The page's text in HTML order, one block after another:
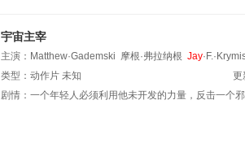
宇宙主宰
主演： Matthew·Gademski 摩根·弗拉纳根 Jay
类型： 动作片 未知
更
剧情： 一个年轻人必须利用他未开发的力量，反击一